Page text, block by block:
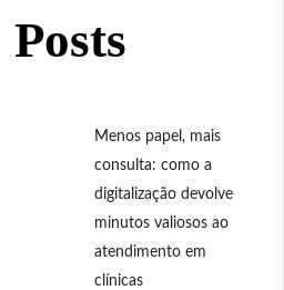
Posts
Menos papel, mais
consulta: como a
digitalização devolve
minutos valiosos ao
atendimento em
clínicas